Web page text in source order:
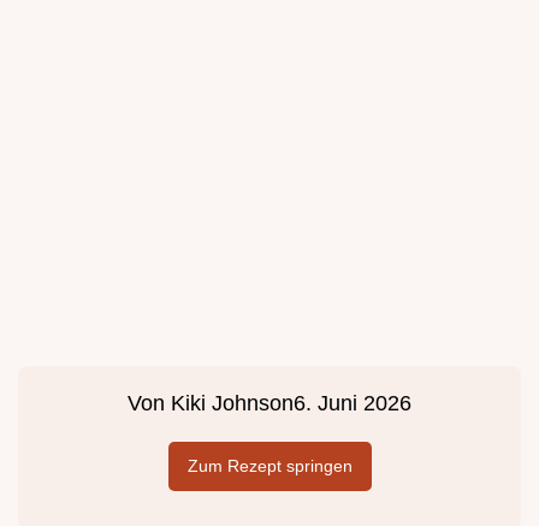
Von Kiki Johnson6. Juni 2026
Zum Rezept springen